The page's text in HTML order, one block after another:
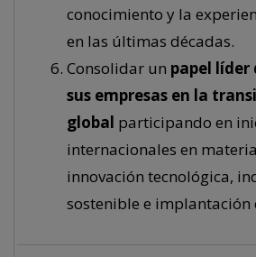
conocimiento y la
en las últimas décadas.
Consolidar un papel líder
sus empresas en la
global participando en
internacionales en
innovación tecnológica,
sostenible e implantación